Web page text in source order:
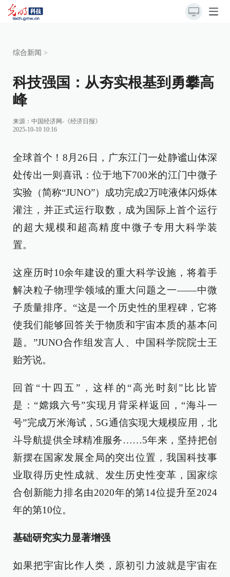
综合新闻 >
科技强国：从夯实根基到勇攀高
峰
来源： 中国经济网-《经济日报》
2025-10-10 10:16
全球首个！8月26日，广东江门一处静谧山体深
处传出一则喜讯：位于地下700米的江门中微子
实验（简称“JUNO”）成功完成2万吨液体闪烁体
灌注，并正式运行取数，成为国际上首个运行
的超大规模和超高精度中微子专用大科学装
置。
这座历时10余年建设的重大科学设施，将着手
解决粒子物理学领域的重大问题之一——中微
子质量排序。“这是一个历史性的里程碑，它将
使我们能够回答关于物质和宇宙本质的基本问
题。”JUNO合作组发言人、中国科学院院士王
贻芳说。
回首“十四五”，这样的“高光时刻”比比皆
是：“嫦娥六号”实现月背采样返回，“海斗一
号”完成万米海试，5G通信实现大规模应用，北
斗导航提供全球精准服务……5年来，坚持把创
新摆在国家发展全局的突出位置，我国科技事
业取得历史性成就、发生历史性变革，国家综
合创新能力排名由2020年的第14位提升至2024
年的第10位。
基础研究实力显著增强
如果把宇宙比作人类，原初引力波就是宇宙在